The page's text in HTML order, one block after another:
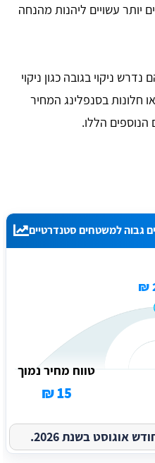
יותר עשויים ליהנות מהנחה
ניקוי בגובה כגון ניקוי
או חלונות בסנפלינג המחיר
הנוספים הללו.
גבוה למשטחים סטנדרטיים
טווח מחיר נמוך
15 ₪
אוגוסט בשנת 2026.